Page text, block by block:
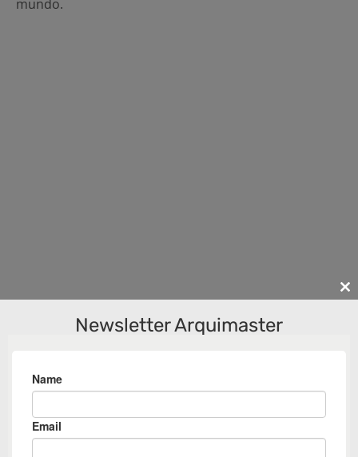
mundo.
Newsletter Arquimaster